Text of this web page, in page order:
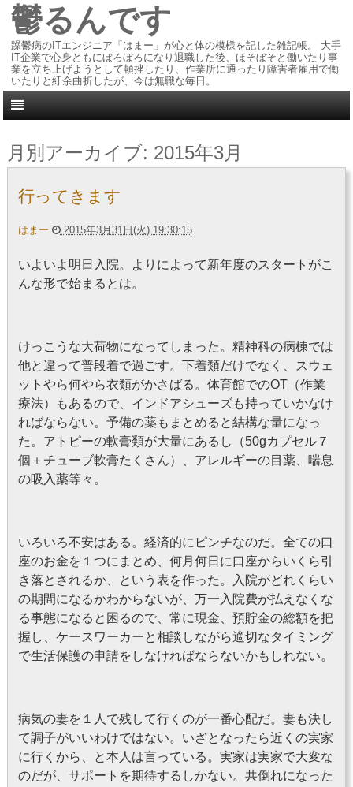
鬱るんです
躁鬱病のITエンジニア「はまー」が心と体の模様を記した雑記帳。 大手
IT企業で心身ともにぼろぼろになり退職した後、ほそぼそと働いたり事
業を立ち上げようとして頓挫したり、作業所に通ったり障害者雇用で働
いたりと紆余曲折したが、今は無職な毎日。
月別アーカイブ: 2015年3月
行ってきます
はまー 2015年3月31日(火) 19:30:15
いよいよ明日入院。よりによって新年度のスタートがこ
んな形で始まるとは。
けっこうな大荷物になってしまった。精神科の病棟では
他と違って普段着で過ごす。下着類だけでなく、スウェ
ットやら何やら衣類がかさばる。体育館でのOT（作業
療法）もあるので、インドアシューズも持っていかなけ
ればならない。予備の薬もまとめると結構な量になっ
た。アトピーの軟膏類が大量にあるし（50gカプセル７
個＋チューブ軟膏たくさん）、アレルギーの目薬、喘息
の吸入薬等々。
いろいろ不安はある。経済的にピンチなのだ。全ての口
座のお金を１つにまとめ、何月何日に口座からいくら引
き落とされるか、という表を作った。入院がどれくらい
の期間になるかわからないが、万一入院費が払えなくな
る事態になると困るので、常に現金、預貯金の総額を把
握し、ケースワーカーと相談しながら適切なタイミング
で生活保護の申請をしなければならないかもしれない。
病気の妻を１人で残して行くのが一番心配だ。妻も決し
て調子がいいわけではない。いざとなったら近くの実家
に行くから、と本人は言っている。実家は実家で大変な
のだが、サポートを期待するしかない。共倒れになった